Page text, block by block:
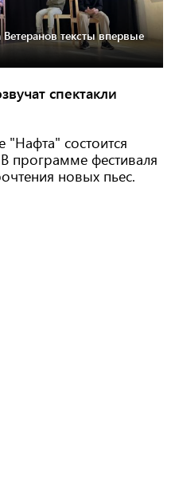
тексты впервые
спектакли
"Нафта" состоится
программе фестиваля
новых пьес.